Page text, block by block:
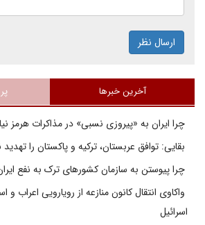
ارسال نظر
آخرین خبرها
چرا ایران به «پیروزی نسبی» در مذاکرات هرمز
بقایی: توافق عربستان، ترکیه و پاکستان را تهدید
چرا پیوستن به سازمان کشورهای ترک به نفع
واکاوی انتقال کانون منازعه از رویارویی اعراب و
اسرائیل